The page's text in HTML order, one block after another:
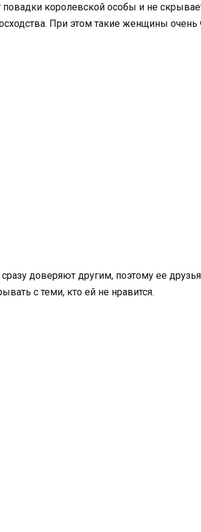
королевской особы и не
При этом такие женщины
доверяют другим, поэтому ее
с теми, кто ей не нравится.